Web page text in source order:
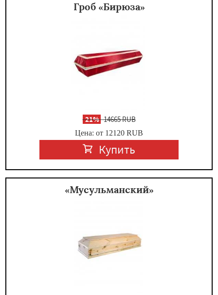
Гроб «Бирюза»
-21%14665 RUB
Цена: от 12120 RUB
Купить
«Мусульманский»